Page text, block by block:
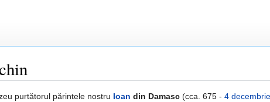
purtătorul părintele nostru Ioan din Damasc (cca. 675 - 4 decembrie